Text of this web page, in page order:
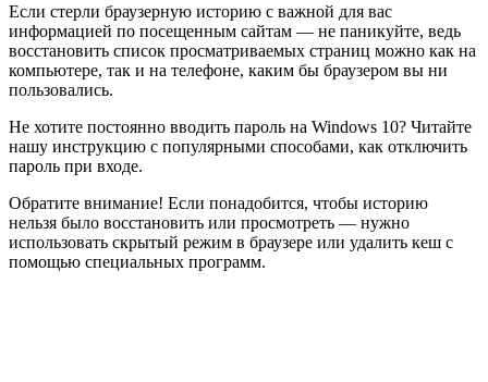
Если стерли браузерную историю с важной для вас
информацией по посещенным сайтам — не паникуйте, ведь
восстановить список просматриваемых страниц можно как на
компьютере, так и на телефоне, каким бы браузером вы ни
пользовались.
Не хотите постоянно вводить пароль на Windows 10? Читайте
нашу инструкцию с популярными способами, как отключить
пароль при входе.
Обратите внимание! Если понадобится, чтобы историю
нельзя было восстановить или просмотреть — нужно
использовать скрытый режим в браузере или удалить кеш с
помощью специальных программ.